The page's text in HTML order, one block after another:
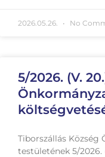
2026.05.26. No
5/2026. (V.
Tiborszállás Község
testületének 5/